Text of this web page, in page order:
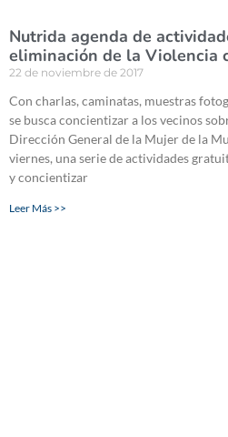
Nutrida agenda de
eliminación de la Violencia
22 de noviembre de 2017
Con charlas, caminatas, muestras
se busca concientizar a los vecinos
Dirección General de la Mujer de la
viernes, una serie de actividades
y concientizar
Leer Más >>